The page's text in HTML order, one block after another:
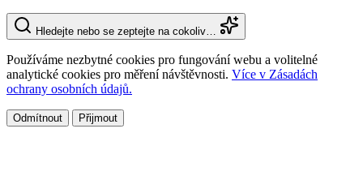
Hledejte nebo se zeptejte na cokoliv…
Používáme nezbytné cookies pro fungování webu a volitelné
analytické cookies pro měření návštěvnosti. Více v Zásadách
ochrany osobních údajů.
Odmítnout Přijmout